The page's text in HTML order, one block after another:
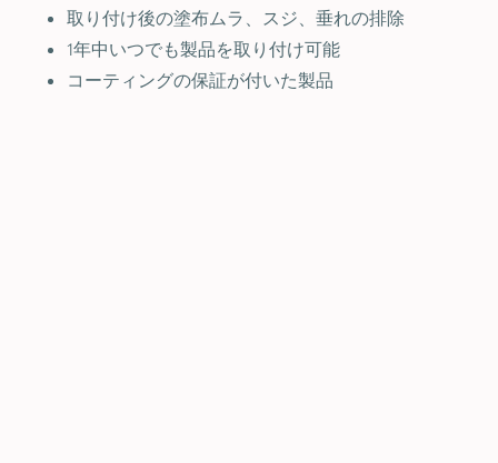
取り付け後の塗布ムラ、スジ、垂れの排除
1年中いつでも製品を取り付け可能
コーティングの保証が付いた製品